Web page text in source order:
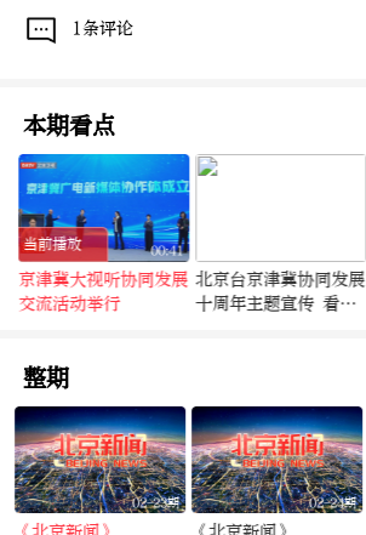
1条评论
本期看点
00:41
当前播放
京津冀大视听协同发展
交流活动举行
北京台京津冀协同发展
十周年主题宣传 看协
整期
02-23期 02-24期